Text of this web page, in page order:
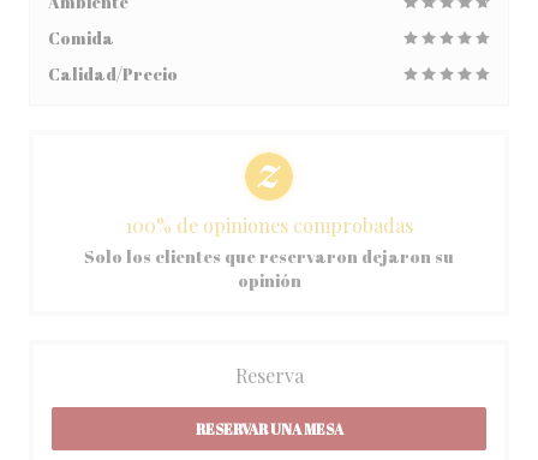
Comida
Calidad/Precio
100% de opiniones comprobadas
Solo los clientes que reservaron dejaron su
opinión
Reserva
RESERVAR UNA MESA